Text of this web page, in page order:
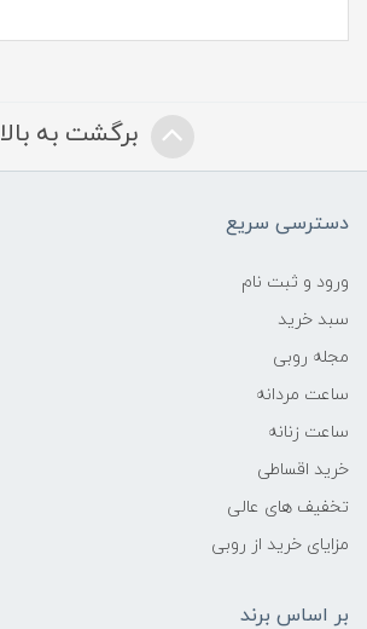
برگشت به بالا
دسترسی سریع
ورود و ثبت نام
سبد خرید
مجله روبی
ساعت مردانه
ساعت زنانه
خرید اقساطی
تخفیف های عالی
مزایای خرید از روبی
بر اساس برند